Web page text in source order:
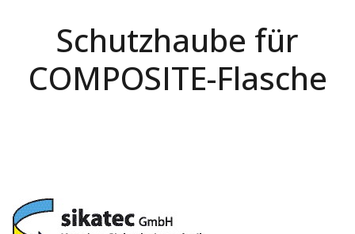
Schutzhaube für
COMPOSITE-Flasche